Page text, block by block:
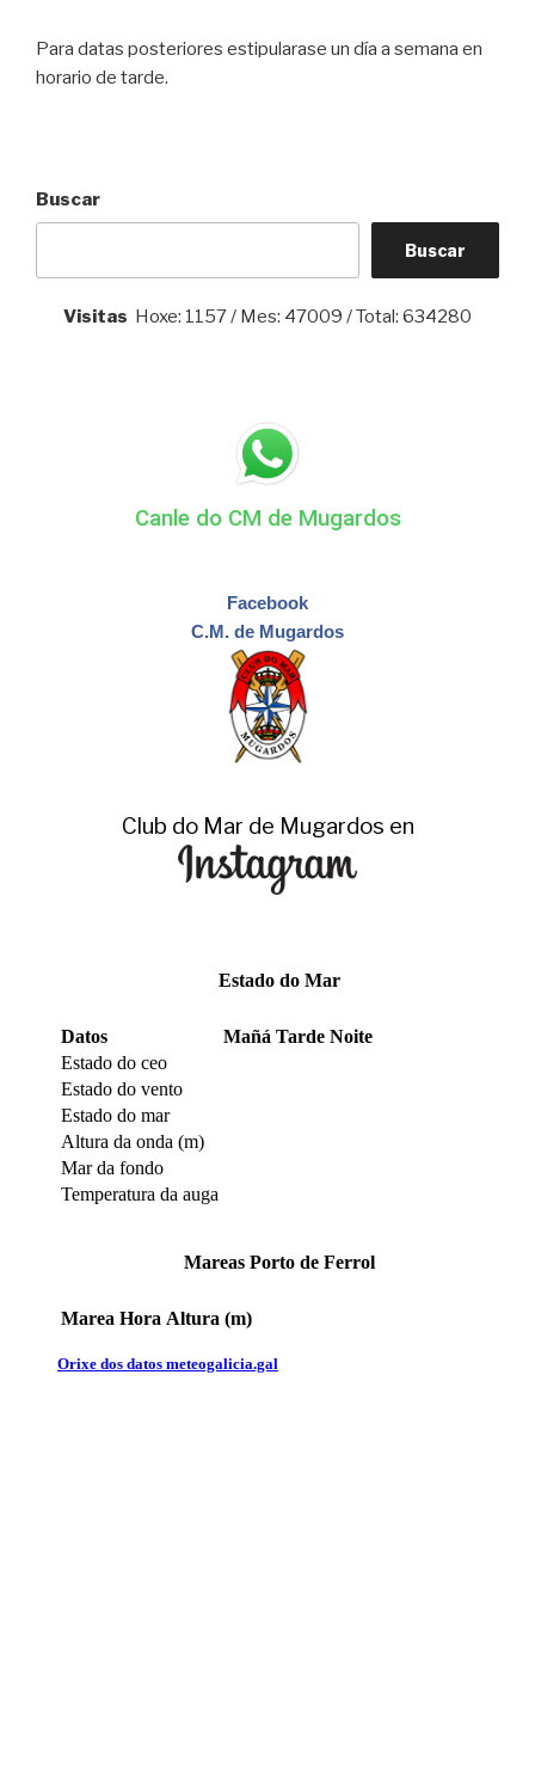
Para datas posteriores estipularase un día a semana en
horario de tarde.
Buscar
Buscar
Visitas Hoxe: 1157 / Mes: 47009 / Total: 634280
Canle do CM de Mugardos
Facebook
C.M. de Mugardos
Club do Mar de Mugardos en